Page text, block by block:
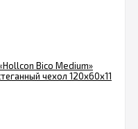
Bico Medium»
чехол 120х60х11